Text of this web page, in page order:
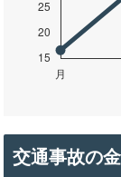
交通事故の